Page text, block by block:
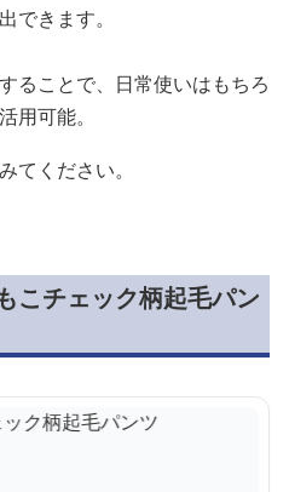
できます。
ることで、日常使いはもちろ
用可能。
てください。
こチェック柄起毛パン